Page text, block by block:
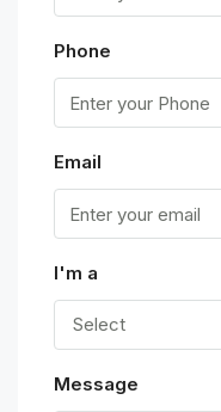
Phone
Email
I'm a
Select
Message